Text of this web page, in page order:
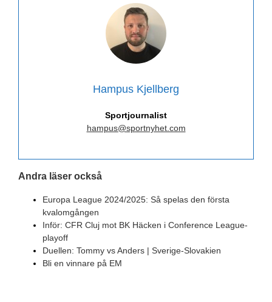
Hampus Kjellberg
Sportjournalist
hampus@sportnyhet.com
Andra läser också
Europa League 2024/2025: Så spelas den första
kvalomgången
Inför: CFR Cluj mot BK Häcken i Conference League-
playoff
Duellen: Tommy vs Anders | Sverige-Slovakien
Bli en vinnare på EM